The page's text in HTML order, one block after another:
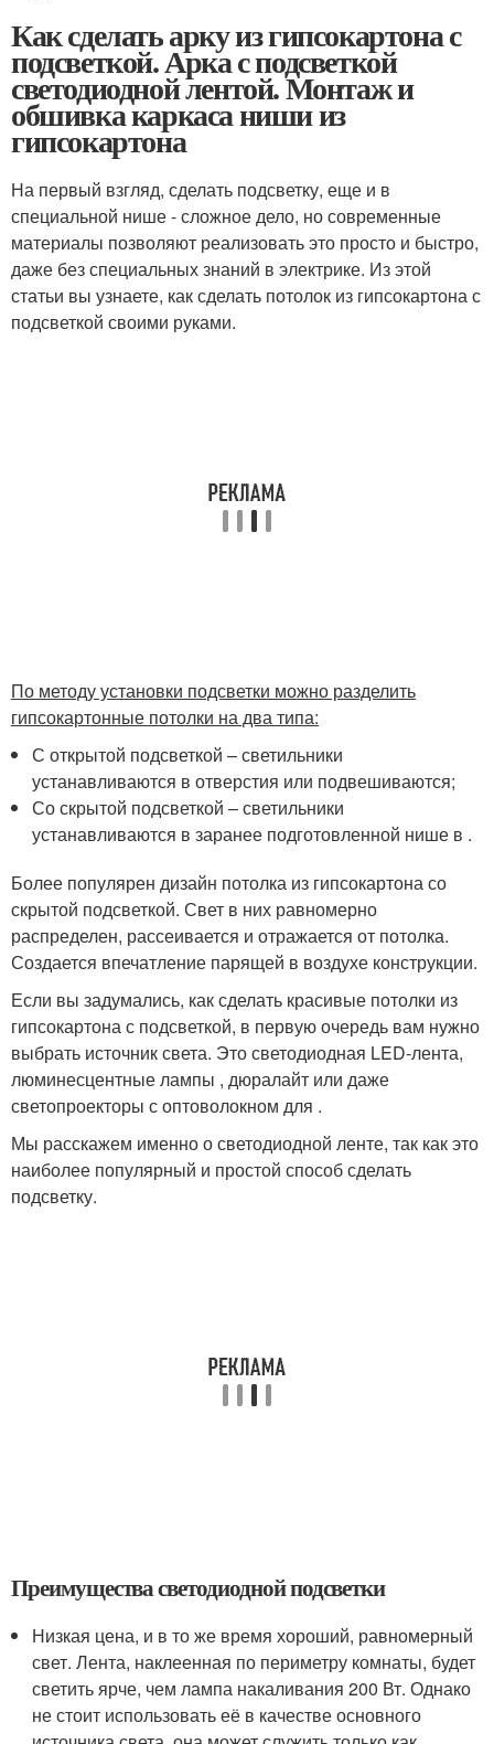
Как сделать арку из гипсокартона с
подсветкой. Арка с подсветкой
светодиодной лентой. Монтаж и
обшивка каркаса ниши из
гипсокартона
На первый взгляд, сделать подсветку, еще и в
специальной нише - сложное дело, но современные
материалы позволяют реализовать это просто и быстро,
даже без специальных знаний в электрике. Из этой
статьи вы узнаете, как сделать потолок из гипсокартона с
подсветкой своими руками.
По методу установки подсветки можно разделить
гипсокартонные потолки на два типа:
С открытой подсветкой – светильники
устанавливаются в отверстия или подвешиваются;
Со скрытой подсветкой – светильники
устанавливаются в заранее подготовленной нише в .
Более популярен дизайн потолка из гипсокартона со
скрытой подсветкой. Свет в них равномерно
распределен, рассеивается и отражается от потолка.
Создается впечатление парящей в воздухе конструкции.
Если вы задумались, как сделать красивые потолки из
гипсокартона с подсветкой, в первую очередь вам нужно
выбрать источник света. Это светодиодная LED-лента,
люминесцентные лампы , дюралайт или даже
светопроекторы с оптоволокном для .
Мы расскажем именно о светодиодной ленте, так как это
наиболее популярный и простой способ сделать
подсветку.
Преимущества светодиодной подсветки
Низкая цена, и в то же время хороший, равномерный
свет. Лента, наклеенная по периметру комнаты, будет
светить ярче, чем лампа накаливания 200 Вт. Однако
не стоит использовать её в качестве основного